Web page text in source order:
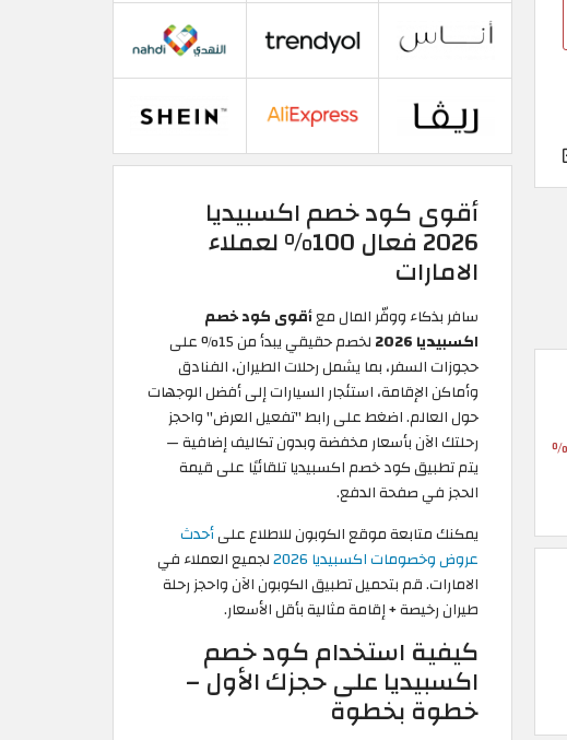
أقوى كود خصم اكسبيديا
2026 فعال 100% لعملاء
الامارات
سافر بذكاء ووفّر المال معأقوى كود خصم
اكسبيديا 2026
لخصم حقيقي يبدأ من 15% على
حجوزات السفر، بما يشمل رحلات الطيران، الفنادق
وأماكن الإقامة، استئجار السيارات إلى أفضل الوجهات
حول العالم. اضغط على رابط "تفعيل العرض" واحجز
رحلتك الآن بأسعار مخفضة وبدون تكاليف إضافية —
يتم تطبيق كود خصم اكسبيديا تلقائيًا على قيمة
الحجز في صفحة الدفع.
يمكنك متابعة موقع الكوبون للاطلاع علىأحدث
عروض وخصومات اكسبيديا 2026
لجميع العملاء في
الامارات. قم بتحميل تطبيق الكوبون الآن واحجز رحلة
طيران رخيصة + إقامة مثالية بأقل الأسعار.
كيفية استخدام كود خصم
اكسبيديا على حجزك الأول –
خطوة بخطوة